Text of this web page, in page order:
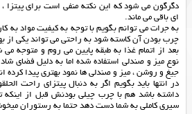
دگرگون می شود که این نکته منفی است برای پیتزا
ای باقی می ماند.
به جرات می توانم بگویم با توجه به کیفیت مواد به
چرب بودن آن کاسته شود به راحتی می تواند یکی از
بعد از اتمام غذا به طبقه پایین می روم و متوجه
نوع میز و صندلی استفاده شده اما به دلیل فضای
جیغ و روشن ، میز و صندلی ها نمود بهتری پیدا کرده
در انتها باید بگویم اگر به دنبال پیتزای راحت
داشته باشد هم با چرب چیلی بودنش قبل از اینکه
سیری کاملی به شما دست دهد حتما به رستوران